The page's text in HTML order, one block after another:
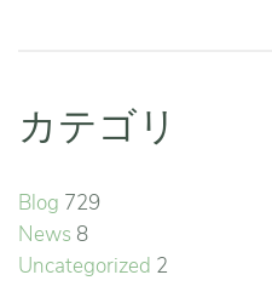
カテゴリ
Blog 729
News 8
Uncategorized 2